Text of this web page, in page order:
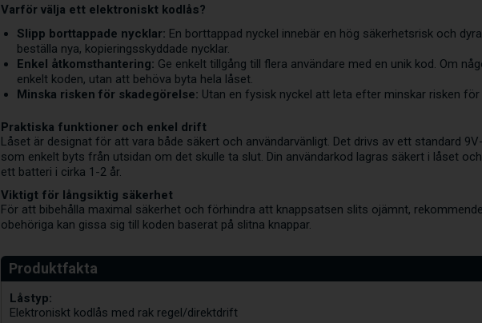
Varför välja ett elektroniskt kodlås?
Slipp borttappade nycklar: En borttappad nyckel innebär en hög säkerhetsrisk och
beställa nya, kopieringsskyddade nycklar.
Enkel åtkomsthantering: Ge enkelt tillgång till flera användare med en unik kod. Om
enkelt koden, utan att behöva byta hela låset.
Minska risken för skadegörelse: Utan en fysisk nyckel att leta efter minskar risken
Praktiska funktioner och enkel drift
Låset är designat för att vara både säkert och användarvänligt. Det drivs av ett standard
som enkelt byts från utsidan om det skulle ta slut. Din användarkod lagras säkert i låset
ett batteri i cirka 1-2 år.
Viktigt för långsiktig säkerhet
För att bibehålla maximal säkerhet och förhindra att knappsatsen slits ojämnt,
obehöriga kan gissa sig till koden baserat på slitna knappar.
Låstyp:
Elektroniskt kodlås med rak regel/direktdrift